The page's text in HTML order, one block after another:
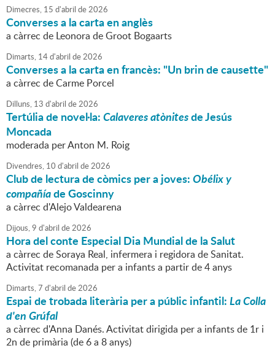
Dimecres, 15 d'abril de2026
Converses a la carta en anglès
a càrrec de Leonora de Groot Bogaarts
Dimarts, 14d'abril de2026
Converses a la carta en francès: "Un brin de causette"
a càrrec de Carme Porcel
Dilluns, 13 d'abril de2026
Tertúlia de novel·la:Calaveres atònitesde Jesús
Moncada
moderada per Anton M. Roig
Divendres, 10 d'abril de2026
Club de lectura de còmics per a joves:Obélix y
compañíade Goscinny
a càrrec d'Alejo Valdearena
Dijous,9 d'abril de2026
Hora del conte Especial Dia Mundial de la Salut
a càrrec de Soraya Real, infermera i regidora de Sanitat.
Activitat recomanada per a infants a partir de 4 anys
Dimarts,7 d'abril de2026
Espai de trobada literària per a públic infantil:La Colla
d'en Grúfal
a càrrec d'Anna Danés. Activitat dirigida per a infants de 1r i
2n de primària (de 6 a 8 anys)